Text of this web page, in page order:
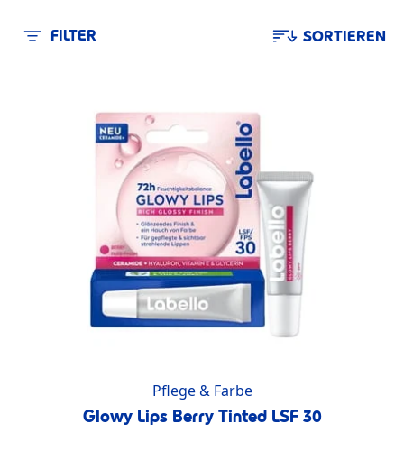
FILTER SORTIEREN
Pflege & Farbe
Glowy Lips Berry Tinted LSF 30